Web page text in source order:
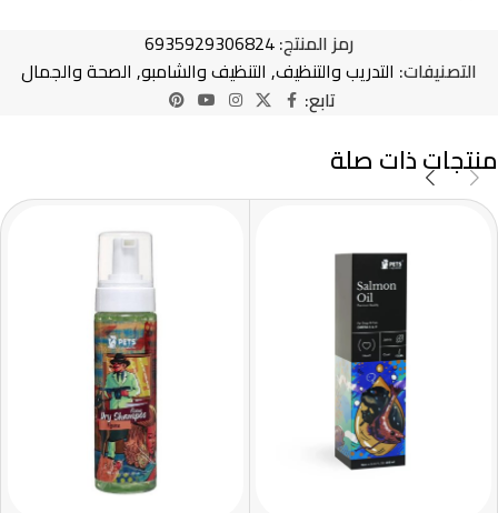
رمز المنتج:6935929306824
التصنيفات: التدريب والتنظيف, التنظيف والشامبو, الصحة والجمال
تابع:
منتجات ذات صلة